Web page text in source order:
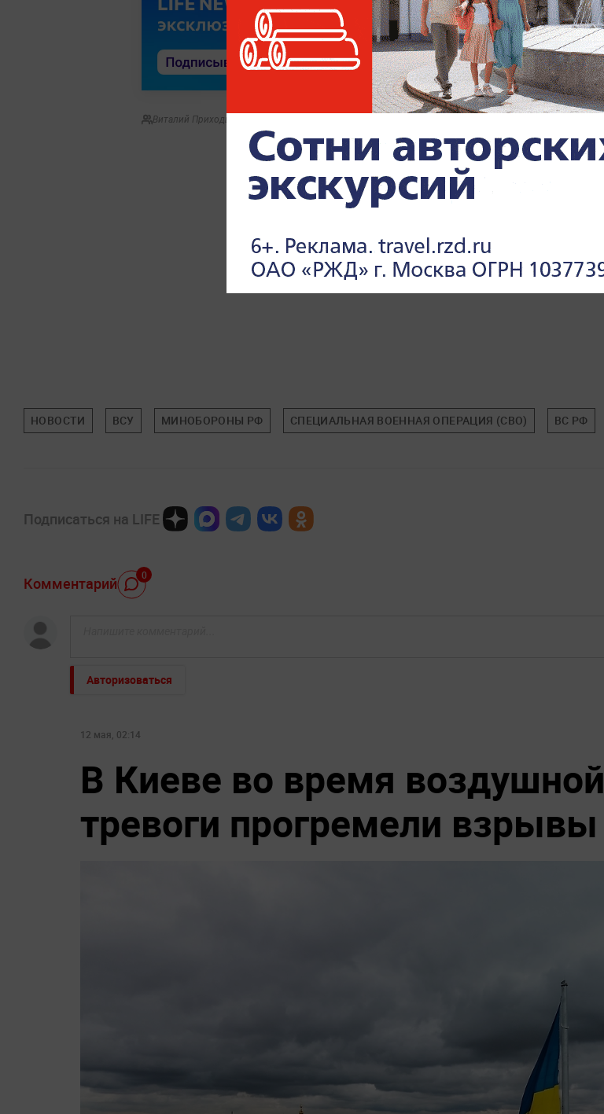
Виталий Приходько
НОВОСТИ ВСУ МИНОБОРОНЫ РФ СПЕЦИАЛЬНАЯ ВОЕННАЯ ОПЕРАЦИЯ (СВО) ВС РФ
Подписаться на LIFE
Комментарий 0
Авторизоваться
12 мая, 02:14
В Киеве во время воздушной
тревоги прогремели взрывы